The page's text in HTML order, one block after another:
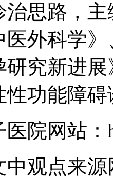
治思路，
医外科学
研究新进
性功能障
院网站：
中观点来